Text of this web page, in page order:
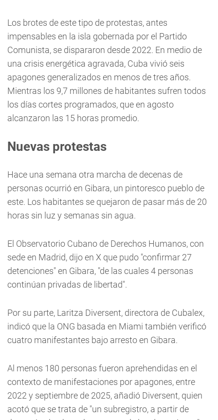
Los brotes de este tipo de protestas, antes
impensables en la isla gobernada por el Partido
Comunista, se dispararon desde 2022. En medio de
una crisis energética agravada, Cuba vivió seis
apagones generalizados en menos de tres años.
Mientras los 9,7 millones de habitantes sufren todos
los días cortes programados, que en agosto
alcanzaron las 15 horas promedio.
Nuevas protestas
Hace una semana otra marcha de decenas de
personas ocurrió en Gibara, un pintoresco pueblo de
este. Los habitantes se quejaron de pasar más de 20
horas sin luz y semanas sin agua.
El Observatorio Cubano de Derechos Humanos, con
sede en Madrid, dijo en X que pudo "confirmar 27
detenciones" en Gibara, "de las cuales 4 personas
continúan privadas de libertad".
Por su parte, Laritza Diversent, directora de Cubalex,
indicó que la ONG basada en Miami también verificó
cuatro manifestantes bajo arresto en Gibara.
Al menos 180 personas fueron aprehendidas en el
contexto de manifestaciones por apagones, entre
2022 y septiembre de 2025, añadió Diversent, quien
acotó que se trata de "un subregistro, a partir de